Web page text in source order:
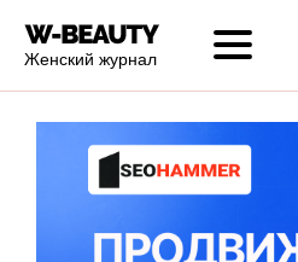
Женский журнал